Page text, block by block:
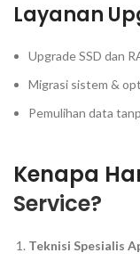
Layanan
Upgrade SSD dan
Migrasi sistem &
Pemulihan data
Kenapa
Service?
Teknisi Spesialis